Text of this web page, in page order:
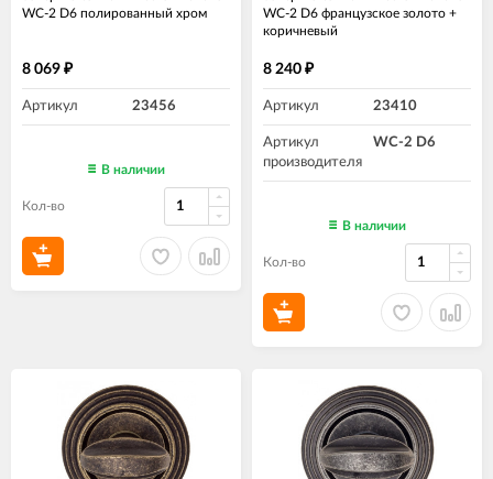
WC-2 D6 полированный хром
8 069 ₽
Артикул 23456
В наличии
Кол-во
WC-2 D6 французcкое золото +
коричневый
8 240 ₽
Артикул 23410
Артикул
производителя
WC-2 D6
В наличии
Кол-во